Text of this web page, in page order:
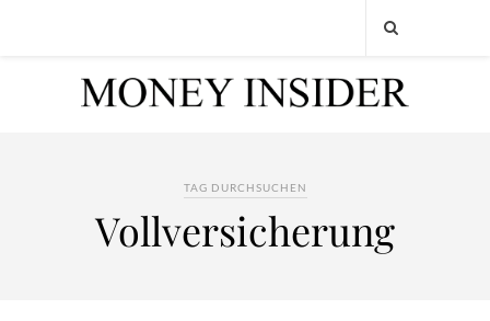
TAG DURCHSUCHEN
Vollversicherung